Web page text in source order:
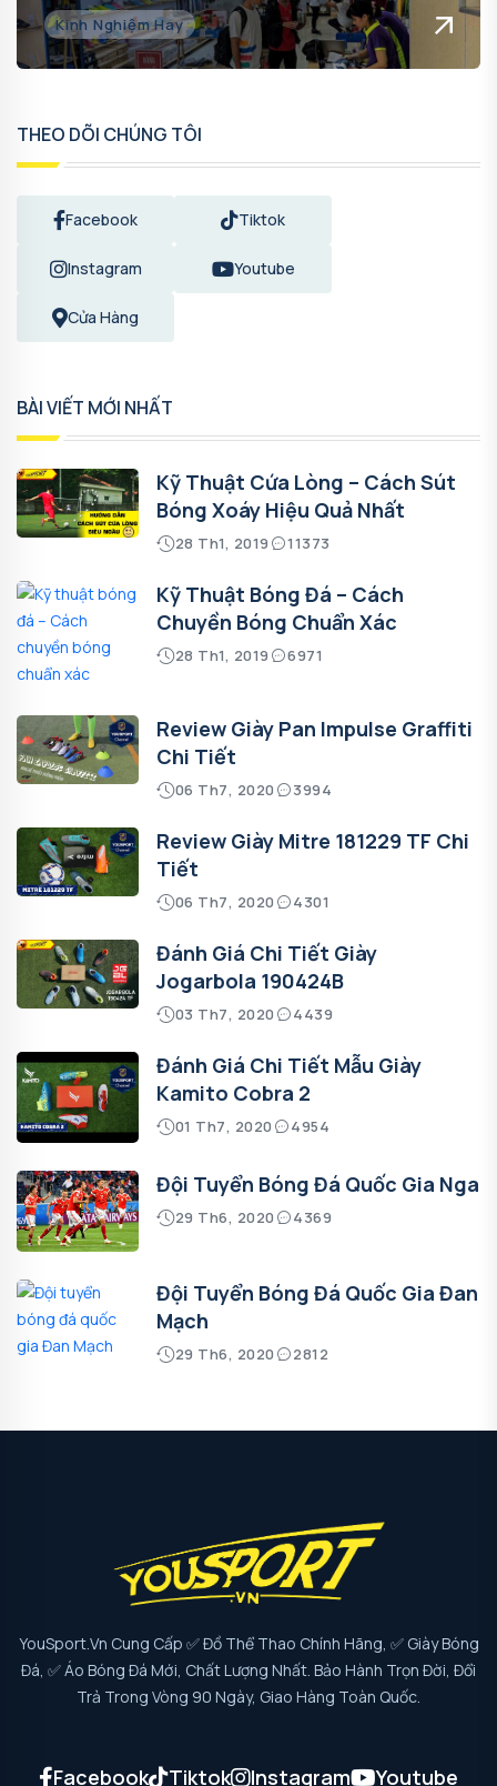
Kinh Nghiệm Hay
THEO DÕI CHÚNG TÔI
Facebook Tiktok
Instagram Youtube
Cửa Hàng
BÀI VIẾT MỚI NHẤT
Kỹ Thuật Cứa Lòng – Cách Sút
Bóng Xoáy Hiệu Quả Nhất
28 Th1, 2019 11373
Kỹ Thuật Bóng Đá – Cách
Chuyền Bóng Chuẩn Xác
28 Th1, 2019 6971
Review Giày Pan Impulse Graffiti
Chi Tiết
06 Th7, 2020 3994
Review Giày Mitre 181229 TF Chi
Tiết
06 Th7, 2020 4301
Đánh Giá Chi Tiết Giày
Jogarbola 190424B
03 Th7, 2020 4439
Đánh Giá Chi Tiết Mẫu Giày
Kamito Cobra 2
01 Th7, 2020 4954
Đội Tuyển Bóng Đá Quốc Gia Nga
29 Th6, 2020 4369
Đội Tuyển Bóng Đá Quốc Gia Đan
Mạch
29 Th6, 2020 2812
YouSport.vn Cung Cấp ✅ Đồ Thể Thao Chính Hãng, ✅ Giày Bóng
Đá, ✅ Áo Bóng Đá Mới, Chất Lượng Nhất. Bảo Hành Trọn Đời, Đổi
Trả Trong Vòng 90 Ngày, Giao Hàng Toàn Quốc.
Facebook Tiktok Instagram Youtube